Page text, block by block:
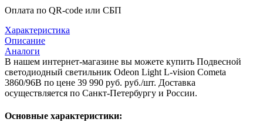
Оплата по QR-code или СБП
Характеристика
Описание
Аналоги
В нашем интернет-магазине вы можете купить Подвесной
светодиодный светильник Odeon Light L-vision Cometa
3860/96B по цене 39 990 руб. руб./шт. Доставка
осуществляется по Санкт-Петербургу и России.
Основные характеристики: